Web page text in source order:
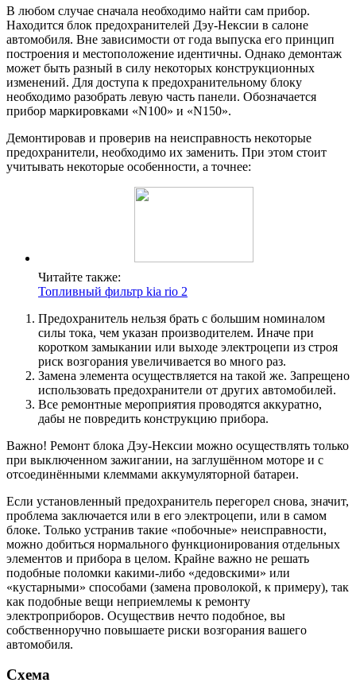
В любом случае сначала необходимо найти сам прибор.
Находится блок предохранителей Дэу-Нексии в салоне
автомобиля. Вне зависимости от года выпуска его принцип
построения и местоположение идентичны. Однако демонтаж
может быть разный в силу некоторых конструкционных
изменений. Для доступа к предохранительному блоку
необходимо разобрать левую часть панели. Обозначается
прибор маркировками «N100» и «N150».
Демонтировав и проверив на неисправность некоторые
предохранители, необходимо их заменить. При этом стоит
учитывать некоторые особенности, а точнее:
Читайте также:
Топливный фильтр kia rio 2
Предохранитель нельзя брать с большим номиналом
силы тока, чем указан производителем. Иначе при
коротком замыкании или выходе электроцепи из строя
риск возгорания увеличивается во много раз.
Замена элемента осуществляется на такой же. Запрещено
использовать предохранители от других автомобилей.
Все ремонтные мероприятия проводятся аккуратно,
дабы не повредить конструкцию прибора.
Важно! Ремонт блока Дэу-Нексии можно осуществлять только
при выключенном зажигании, на заглушённом моторе и с
отсоединёнными клеммами аккумуляторной батареи.
Если установленный предохранитель перегорел снова, значит,
проблема заключается или в его электроцепи, или в самом
блоке. Только устранив такие «побочные» неисправности,
можно добиться нормального функционирования отдельных
элементов и прибора в целом. Крайне важно не решать
подобные поломки какими-либо «дедовскими» или
«кустарными» способами (замена проволокой, к примеру), так
как подобные вещи неприемлемы к ремонту
электроприборов. Осуществив нечто подобное, вы
собственноручно повышаете риски возгорания вашего
автомобиля.
Схема